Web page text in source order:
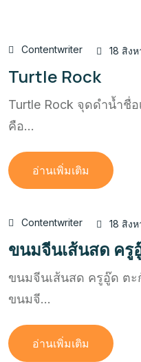
Contentwriter 18 สิง
Turtle Rock
Turtle Rock จุดดำน้ำชื่อ
คือ...
อ่านเพิ่มเติม
Contentwriter 18 สิง
ขนมจีนเส้นสด ครู
ขนมจีนเส้นสด ครูอู๊ด ต
ขนมจี...
อ่านเพิ่มเติม